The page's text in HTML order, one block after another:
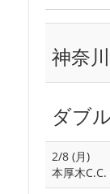
神奈
ダブ
2/8 (月)
本厚木C.C.